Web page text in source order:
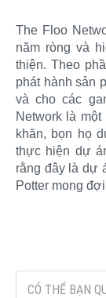
The Floo
năm ròng và
thiện. Theo
phát hành sản
và cho các
Network là
khăn, bọn họ
thực hiện dự
rằng đây là dự
Potter mong
CÓ THỂ BẠN